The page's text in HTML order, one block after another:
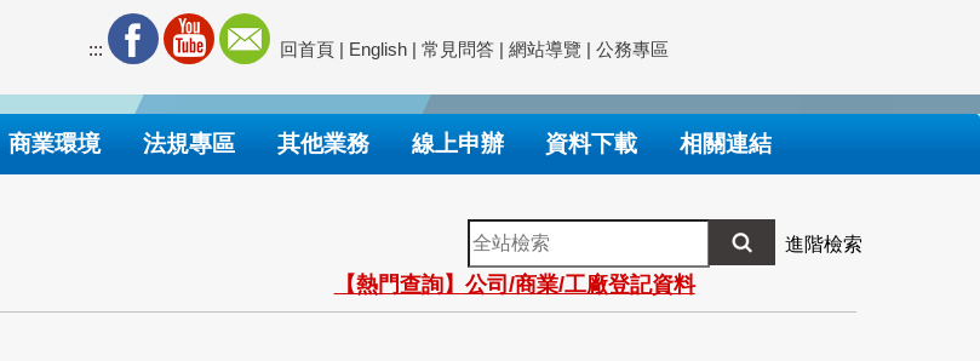
::: 回首頁 | English | 常見問答 | 網站導覽 | 公務專區
商業環境 法規專區 其他業務 線上申辦 資料下載 相關連結
全
站
檢
索
進階檢索
【熱門查詢】公司/商業/工廠登記資料